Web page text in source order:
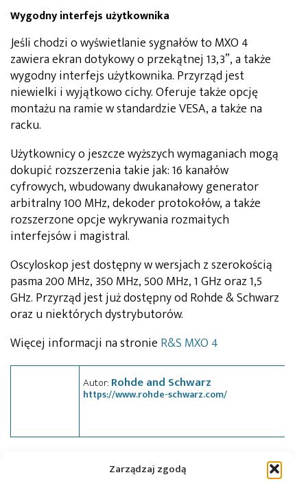
Zarządzaj zgodą
Wygodny interfejs użytkownika
Jeśli chodzi o wyświetlanie sygnałów to MXO 4
zawiera ekran dotykowy o przekątnej 13,3”, a także
wygodny interfejs użytkownika. Przyrząd jest
niewielki i wyjątkowo cichy. Oferuje także opcję
montażu na ramie w standardzie VESA, a także na
racku.
Użytkownicy o jeszcze wyższych wymaganiach mogą
dokupić rozszerzenia takie jak: 16 kanałów
cyfrowych, wbudowany dwukanałowy generator
arbitralny 100 MHz, dekoder protokołów, a także
rozszerzone opcje wykrywania rozmaitych
interfejsów i magistral.
Oscyloskop jest dostępny w wersjach z szerokością
pasma 200 MHz, 350 MHz, 500 MHz, 1 GHz oraz 1,5
GHz. Przyrząd jest już dostępny od Rohde & Schwarz
oraz u niektórych dystrybutorów.
Więcej informacji na stronie R&S MXO 4
Autor: Rohde and Schwarz
https://www.rohde-schwarz.com/
pomiary,Rohde & Schwarz sprzęt